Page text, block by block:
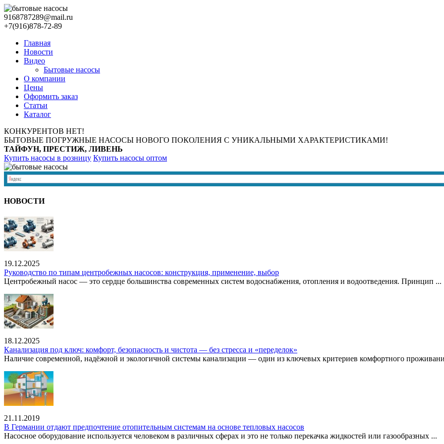
9168787289@mail.ru
+7(916)878-72-89
Главная
Новости
Видео
Бытовые насосы
О компании
Цены
Оформить заказ
Статьи
Каталог
КОНКУРЕНТОВ НЕТ!
БЫТОВЫЕ ПОГРУЖНЫЕ НАСОСЫ НОВОГО ПОКОЛЕНИЯ С УНИКАЛЬНЫМИ ХАРАКТЕРИСТИКАМИ!
ТАЙФУН, ПРЕСТИЖ, ЛИВЕНЬ
Купить насосы в розницу Купить насосы оптом
НОВОСТИ
19.12.2025
Руководство по типам центробежных насосов: конструкция, применение, выбор
Центробежный насос — это сердце большинства современных систем водоснабжения, отопления и водоотведения. Принцип ...
18.12.2025
Канализация под ключ: комфорт, безопасность и чистота — без стресса и «переделок»
Наличие современной, надёжной и экологичной системы канализации — один из ключевых критериев комфортного
21.11.2019
В Германии отдают предпочтение отопительным системам на основе тепловых насосов
Насосное оборудование используется человеком в различных сферах и это не только перекачка жидкостей или газообразных ...